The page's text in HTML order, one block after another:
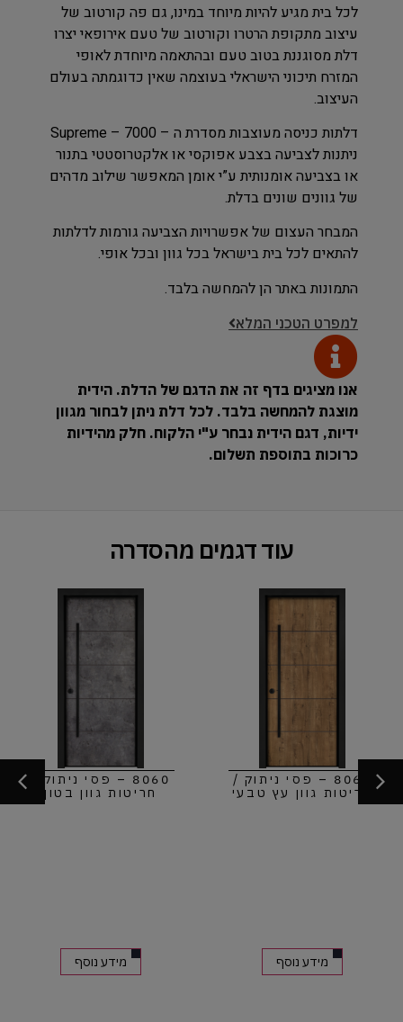
לכל בית מגיע להיות מיוחד במינו, גם פה קורטוב של
עיצוב מתקופת הרטרו וקורטוב של טעם אירופאי יצרו
דלת מסוגננת בטוב טעם ובהתאמה מיוחדת לאופי
המזרח תיכוני הישראלי בעוצמה שאין כדוגמתה בעולם
העיצוב.
דלתות כניסה מעוצבות מסדרת ה – Supreme – 7000
ניתנות לצביעה בצבע אפוקסי או אלקטרוסטטי בתנור
או בצביעה אומנותית ע”י אומן המאפשר שילוב מדהים
של גוונים שונים בדלת.
המבחר העצום של אפשרויות הצביעה גורמות לדלתות
להתאים לכל בית בישראל בכל גוון ובכל אופי.
התמונות באתר הן להמחשה בלבד.
למפרט הטכני המלא
אנו מציגים בדף זה את הדגם של הדלת. הידית
מוצגת להמחשה בלבד. לכל דלת ניתן לבחור מגוון
ידיות, דגם הידית נבחר ע"י הלקוח. חלק מהידיות
כרוכות בתוספת תשלום.
עוד דגמים מהסדרה
8060 – פסי ניתוק /
חריטות גוון עץ טבעי
מידע נוסף
8060 – פסי ניתוק /
חריטות גוון בטון
מידע נוסף